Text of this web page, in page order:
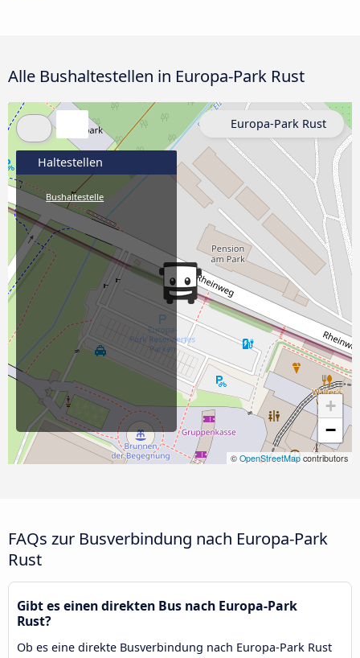
Alle Bushaltestellen in Europa-Park Rust
+
−
© OpenStreetMap contributors
Haltestellen
Bushaltestelle
Europa-Park Rust
FAQs zur Busverbindung nach Europa-Park
Rust
Gibt es einen direkten Bus nach Europa-Park
Rust?
Ob es eine direkte Busverbindung nach Europa-Park Rust